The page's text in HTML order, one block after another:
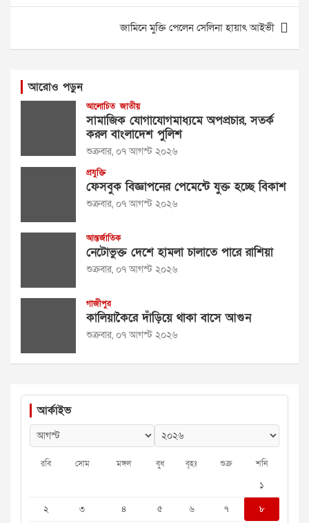
জামিনে মুক্তি পেলেন সেলিনা হায়াৎ আইভী
আরোও পড়ুন
আলোচিত জাতীয়
সামাজিক যোগাযোগমাধ্যমে অপপ্রচার, সতর্ক
করল বাংলাদেশ পুলিশ
শুক্রবার, ০৭ আগস্ট ২০২৬
প্রযুক্তি
ফেসবুক বিজ্ঞাপনের পেমেন্টে যুক্ত হচ্ছে বিকাশ
শুক্রবার, ০৭ আগস্ট ২০২৬
আন্তর্জাতিক
নেটোভুক্ত দেশে হামলা চালাতে পারে রাশিয়া
শুক্রবার, ০৭ আগস্ট ২০২৬
গাজীপুর
কালিয়াকৈরে দাঁড়িয়ে থাকা বাসে আগুন
শুক্রবার, ০৭ আগস্ট ২০২৬
আর্কাইভ
রবি সোম মঙ্গল বুধ বৃহঃ শুক্র শনি
১
২
৩ ৪ ৫ ৬ ৭ ৮